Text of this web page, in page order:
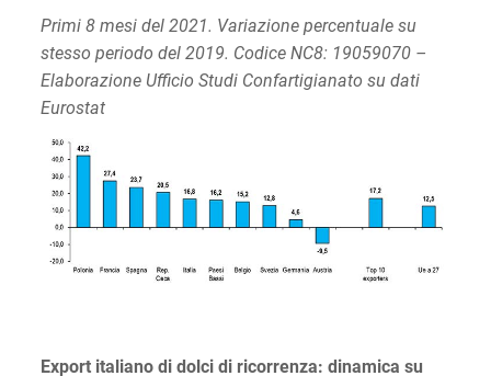
Primi 8 mesi del 2021. Variazione percentuale su
stesso periodo del 2019. Codice NC8: 19059070 –
Elaborazione Ufficio Studi Confartigianato su dati
Eurostat
Export italiano di dolci di ricorrenza: dinamica su